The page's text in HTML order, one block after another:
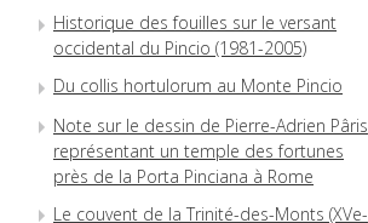
Historique des fouilles sur le versant
occidental du Pincio (1981-2005)
Du collis hortulorum au Monte Pincio
Note sur le dessin de Pierre-Adrien Pâris
représentant un temple des fortunes
près de la Porta Pinciana à Rome
Le couvent de la Trinité-des-Monts (XVe-